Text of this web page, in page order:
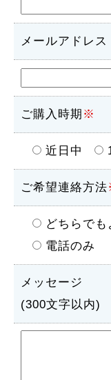
メールアドレス
ご購入時期 ※
近日中
ご希望連絡方法
どちらでも
電話のみ
メッセージ
(300文字以内)